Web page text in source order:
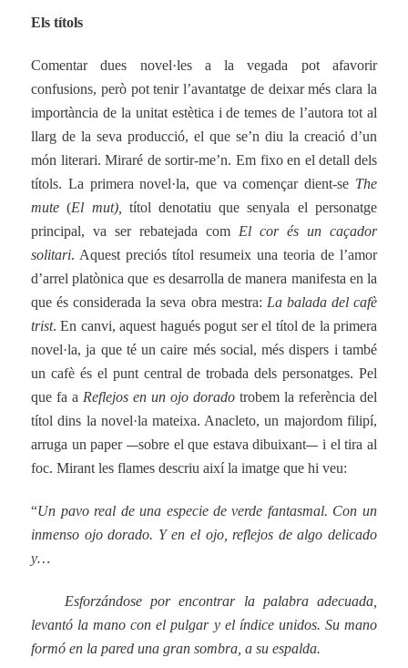
Els títols
Comentar dues novel·les a la vegada pot afavorir
confusions, però pot tenir l’avantatge de deixar més clara la
importància de la unitat estètica i de temes de l’autora tot al
llarg de la seva producció, el que se’n diu la creació d’un
món literari. Miraré de sortir-me’n. Em fixo en el detall dels
títols. La primera novel·la, que va començar dient-se The
mute (El mut), títol denotatiu que senyala el personatge
principal, va ser rebatejada com El cor és un caçador
solitari. Aquest preciós títol resumeix una teoria de l’amor
d’arrel platònica que es desarrolla de manera manifesta en la
que és considerada la seva obra mestra: La balada del cafè
trist. En canvi, aquest hagués pogut ser el títol de la primera
novel·la, ja que té un caire més social, més dispers i també
un cafè és el punt central de trobada dels personatges. Pel
que fa a Reflejos en un ojo dorado trobem la referència del
títol dins la novel·la mateixa. Anacleto, un majordom filipí,
arruga un paper —sobre el que estava dibuixant—i el tira al
foc. Mirant les flames descriu així la imatge que hi veu:
“Un pavo real de una especie de verde fantasmal. Con un
inmenso ojo dorado. Y en el ojo, reflejos de algo delicado
y…
Esforzándose por encontrar la palabra adecuada,
levantó la mano con el pulgar y el índice unidos. Su mano
formó en la pared una gran sombra, a su espalda.